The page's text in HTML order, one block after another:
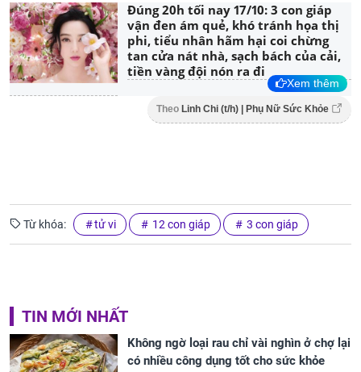
Đúng 20h tối nay 17/10: 3 con giáp
vận đen ám quẻ, khó tránh họa thị
phi, tiểu nhân hãm hại coi chừng
tan cửa nát nhà, sạch bách của cải,
tiền vàng đội nón ra đi
Xem thêm
Theo Linh Chi (t/h) | Phụ Nữ Sức Khỏe
Từ khóa: tử vi 12 con giáp 3 con giáp
TIN MỚI NHẤT
Không ngờ loại rau chỉ vài nghìn ở chợ lại
có nhiều công dụng tốt cho sức khỏe